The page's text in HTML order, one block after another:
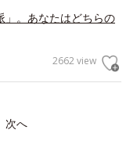
」。あなたはどちらの
2662 view
次へ